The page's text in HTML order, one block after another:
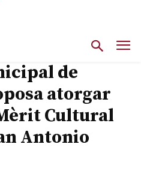
de
atorgar
Cultural
Antonio